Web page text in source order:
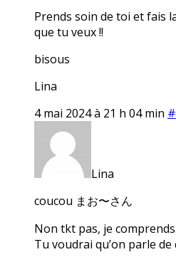
Prends soin de toi et fais
que tu veux !!
bisous
Lina
4 mai 2024 à 21 h 04 min
Lina
coucou まお〜さん
Non tkt pas, je comprends.
Tu voudrai qu’on parle de